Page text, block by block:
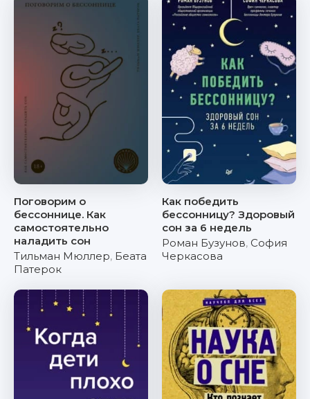
Поговорим о
бессоннице. Как
самостоятельно
наладить сон
Тильман Мюллер, Беата
Патерок
Как победить
бессонницу? Здоровый
сон за 6 недель
Роман Бузунов, София
Черкасова